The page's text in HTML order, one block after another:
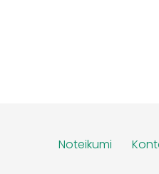
Noteikumi